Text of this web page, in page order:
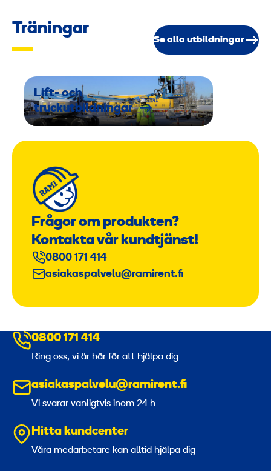
Träningar
Se alla utbildningar
Lift- och
truckutbildningar
Frågor om produkten?
Kontakta vår kundtjänst!
0800 171 414
asiakaspalvelu@ramirent.fi
0800 171 414
Ring oss, vi är här för att hjälpa dig
asiakaspalvelu@ramirent.fi
Vi svarar vanligtvis inom 24 h
Hitta kundcenter
Våra medarbetare kan alltid hjälpa dig